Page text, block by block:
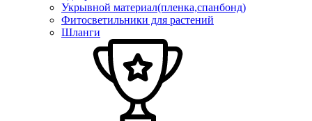
Укрывной материал(пленка,спанбонд)
Фитосветильники для растений
Шланги